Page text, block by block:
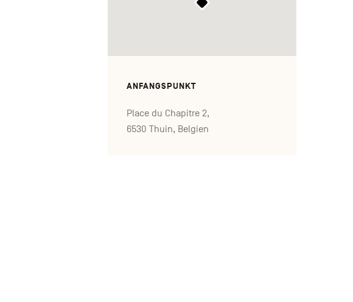
ANFANGSPUNKT
Place du Chapitre 2,
6530 Thuin, Belgien